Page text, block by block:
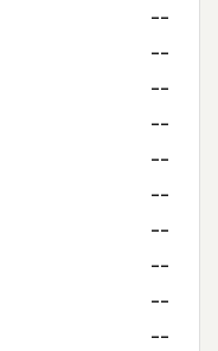
--
--
--
--
--
--
--
--
--
--